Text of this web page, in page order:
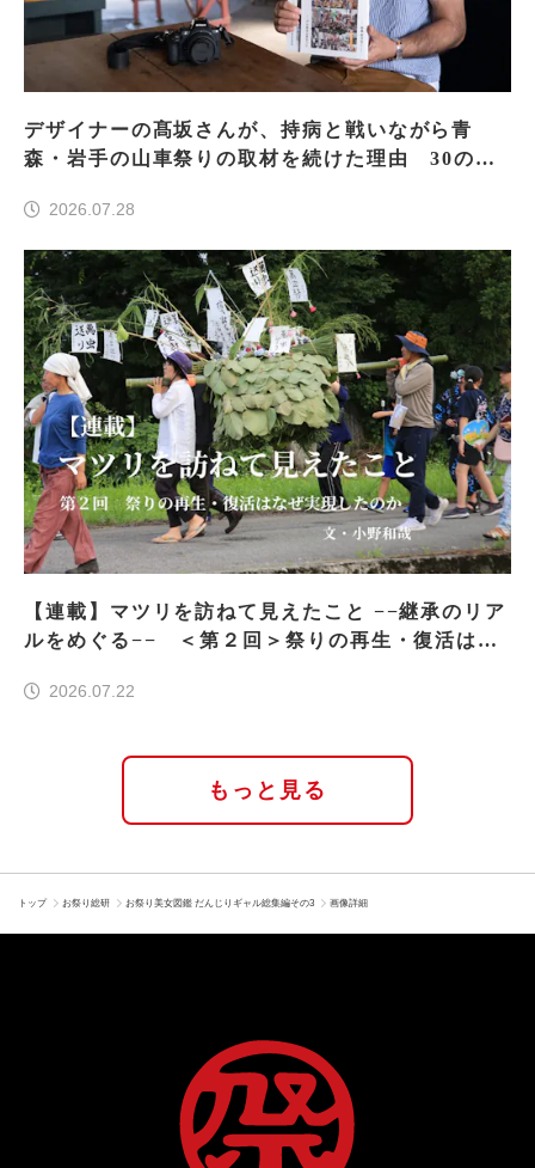
デザイナーの髙坂さんが、持病と戦いながら青
森・岩手の山車祭りの取材を続けた理由 30の山
2026.07.28
【連載】マツリを訪ねて見えたこと −−継承のリア
ルをめぐる−− ＜第２回＞祭りの再生・復活はな
2026.07.22
もっと見る
トップ お祭り総研 お祭り美女図鑑 だんじりギャル総集編その3 画像詳細